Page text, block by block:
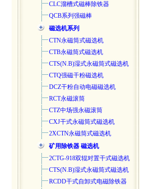
CLC溜槽式磁棒除铁器
QCB系列强磁棒
磁选机系列
CTN永磁筒式磁选机
CTB永磁筒式磁选机
CTS(N.B)湿式永磁筒式磁选机
CTQ强磁干粉磁选机
DCZ干粉自动电磁磁选机
RCT永磁滚筒
CTZ中场强永磁滚筒
CXJ干式永磁筒式磁选机
2XCTN永磁筒式磁选机
矿用除铁器 磁选机
2CTG-918双辊对置干式磁选机
CTS(N.B)湿式永磁筒式磁选机
RCDD干式自卸式电磁除铁器